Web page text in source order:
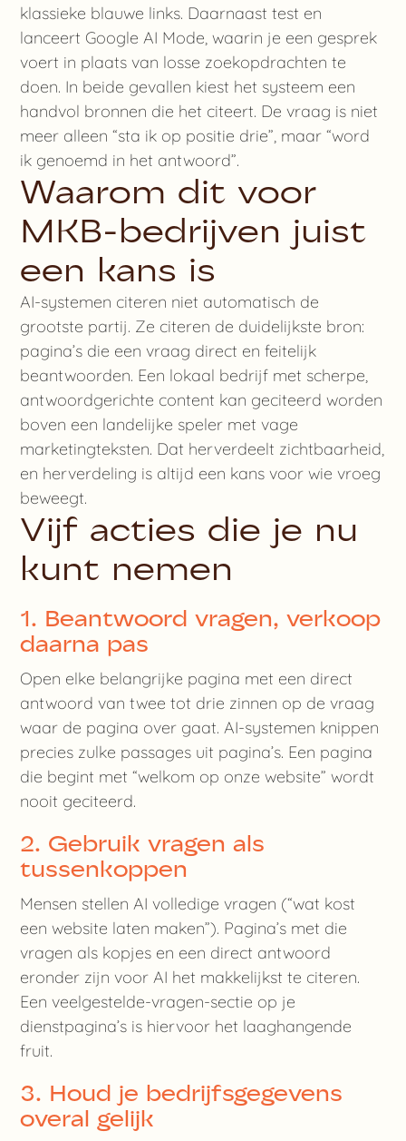
klassieke blauwe links. Daarnaast test en
lanceert Google AI Mode, waarin je een gesprek
voert in plaats van losse zoekopdrachten te
doen. In beide gevallen kiest het systeem een
handvol bronnen die het citeert. De vraag is niet
meer alleen “sta ik op positie drie”, maar “word
ik genoemd in het antwoord”.
Waarom dit voor
MKB-bedrijven juist
een kans is
AI-systemen citeren niet automatisch de
grootste partij. Ze citeren de duidelijkste bron:
pagina’s die een vraag direct en feitelijk
beantwoorden. Een lokaal bedrijf met scherpe,
antwoordgerichte content kan geciteerd worden
boven een landelijke speler met vage
marketingteksten. Dat herverdeelt zichtbaarheid,
en herverdeling is altijd een kans voor wie vroeg
beweegt.
Vijf acties die je nu
kunt nemen
1. Beantwoord vragen, verkoop
daarna pas
Open elke belangrijke pagina met een direct
antwoord van twee tot drie zinnen op de vraag
waar de pagina over gaat. AI-systemen knippen
precies zulke passages uit pagina’s. Een pagina
die begint met “welkom op onze website” wordt
nooit geciteerd.
2. Gebruik vragen als
tussenkoppen
Mensen stellen AI volledige vragen (“wat kost
een website laten maken”). Pagina’s met die
vragen als kopjes en een direct antwoord
eronder zijn voor AI het makkelijkst te citeren.
Een veelgestelde-vragen-sectie op je
dienstpagina’s is hiervoor het laaghangende
fruit.
3. Houd je bedrijfsgegevens
overal gelijk